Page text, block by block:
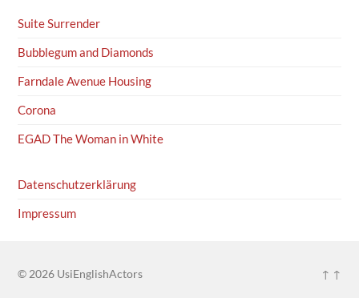
Suite Surrender
Bubblegum and Diamonds
Farndale Avenue Housing
Corona
EGAD The Woman in White
Datenschutzerklärung
Impressum
© 2026 UsiEnglishActors ↑ ↑